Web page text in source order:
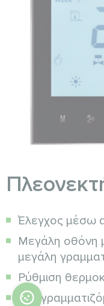
Έλεγχος μέσω
Μεγάλη οθόνη
μεγάλη
Ρύθμιση